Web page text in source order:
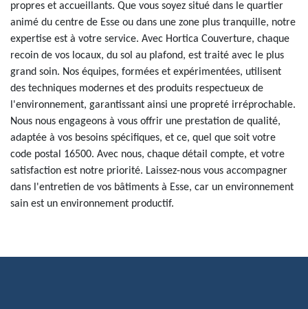
propres et accueillants. Que vous soyez situé dans le quartier
animé du centre de Esse ou dans une zone plus tranquille, notre
expertise est à votre service. Avec Hortica Couverture, chaque
recoin de vos locaux, du sol au plafond, est traité avec le plus
grand soin. Nos équipes, formées et expérimentées, utilisent
des techniques modernes et des produits respectueux de
l'environnement, garantissant ainsi une propreté irréprochable.
Nous nous engageons à vous offrir une prestation de qualité,
adaptée à vos besoins spécifiques, et ce, quel que soit votre
code postal 16500. Avec nous, chaque détail compte, et votre
satisfaction est notre priorité. Laissez-nous vous accompagner
dans l'entretien de vos bâtiments à Esse, car un environnement
sain est un environnement productif.